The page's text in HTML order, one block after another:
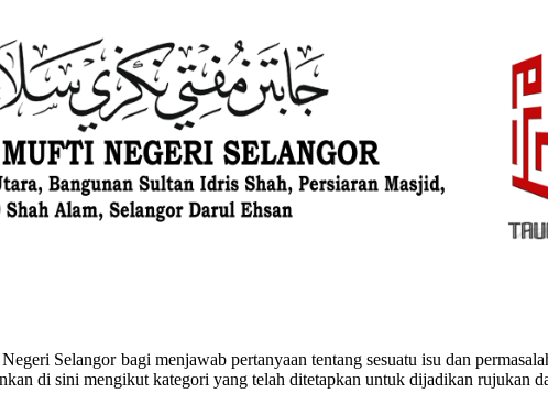
Selangor bagi menjawab pertanyaan tentang sesuatu isu dan
di sini mengikut kategori yang telah ditetapkan untuk dijadikan rujukan